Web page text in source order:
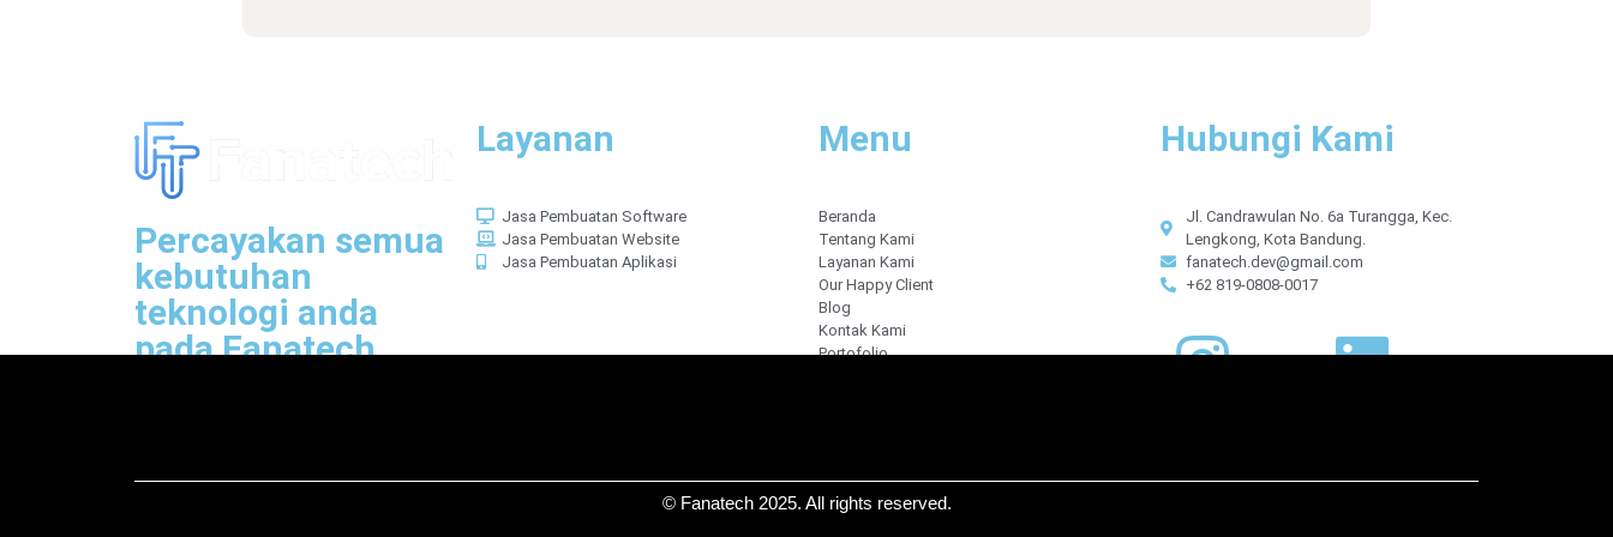
Percayakan semua
kebutuhan
teknologi anda
pada Fanatech,
Layanan
Jasa Pembuatan Software
Jasa Pembuatan Website
Jasa Pembuatan Aplikasi
Menu
Beranda
Tentang Kami
Layanan Kami
Our Happy Client
Blog
Kontak Kami
Portofolio
Hubungi Kami
Jl. Candrawulan No. 6a Turangga, Kec.
Lengkong, Kota Bandung.
fanatech.dev@gmail.com
+62 819-0808-0017
© Fanatech 2025. All rights reserved.